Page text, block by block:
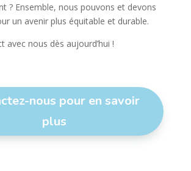
? Ensemble, nous pouvons et devons
un avenir plus équitable et durable.
avec nous dès aujourd’hui !
nous pour en savoir
plus